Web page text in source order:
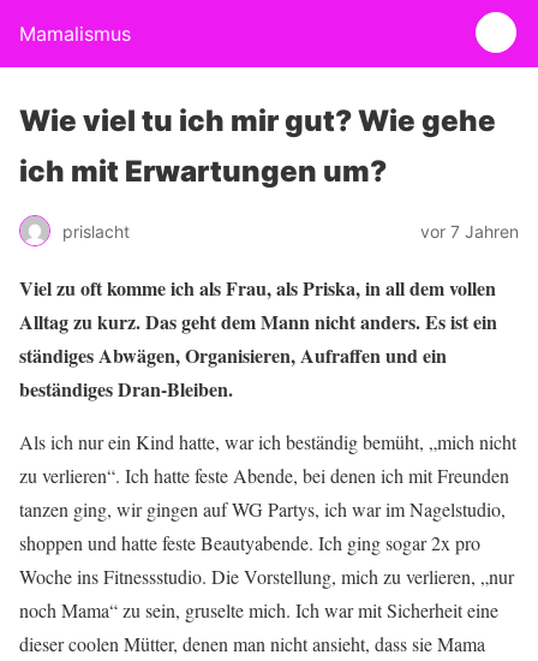
Mamalismus
Wie viel tu ich mir gut? Wie gehe
ich mit Erwartungen um?
prislacht vor 7 Jahren
Viel zu oft komme ich als Frau, als Priska, in all dem vollen
Alltag zu kurz. Das geht dem Mann nicht anders. Es ist ein
ständiges Abwägen, Organisieren, Aufraffen und ein
beständiges Dran-Bleiben.
Als ich nur ein Kind hatte, war ich beständig bemüht, „mich nicht
zu verlieren“. Ich hatte feste Abende, bei denen ich mit Freunden
tanzen ging, wir gingen auf WG Partys, ich war im Nagelstudio,
shoppen und hatte feste Beautyabende. Ich ging sogar 2x pro
Woche ins Fitnessstudio. Die Vorstellung, mich zu verlieren, „nur
noch Mama“ zu sein, gruselte mich. Ich war mit Sicherheit eine
dieser coolen Mütter, denen man nicht ansieht, dass sie Mama